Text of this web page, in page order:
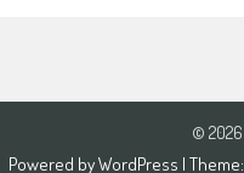
© 2026
Powered byWordPress | Theme: